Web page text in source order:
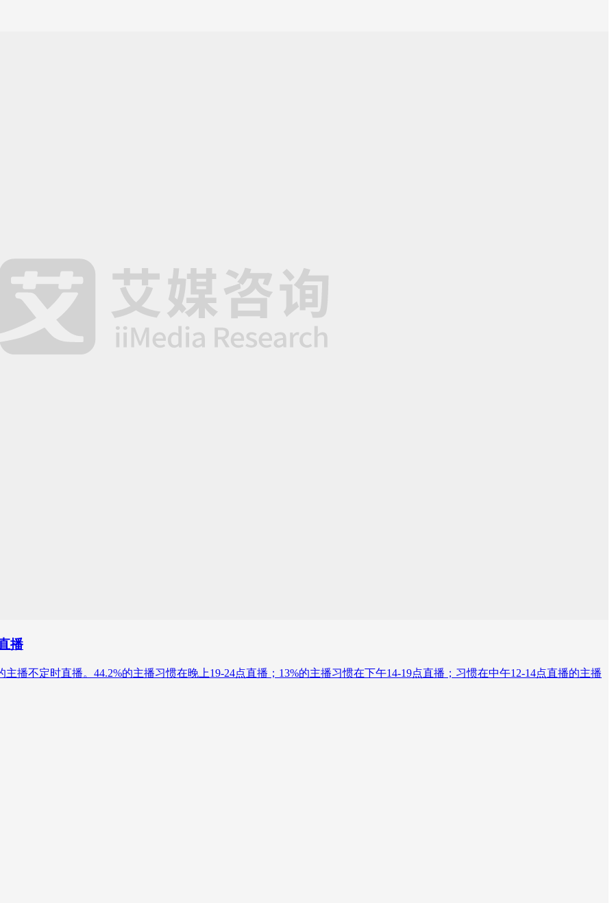
播
播不定时直播。44.2%的主播习惯在晚上19-24点直播；13%的主播习惯在下午14-19点直播；习惯在中午12-14点直播的主播